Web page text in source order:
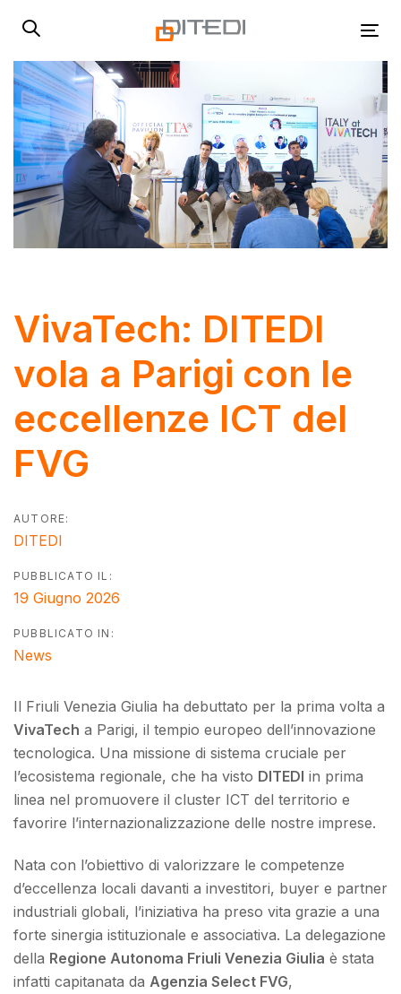
links
primary
navigation
Skip
content
VivaTech: DITEDI
vola a Parigi con le
eccellenze ICT del
FVG
AUTORE:
DITEDI
PUBBLICATO IL:
19 Giugno 2026
PUBBLICATO IN:
News
Il Friuli Venezia Giulia ha debuttato per la prima volta a
VivaTech a Parigi, il tempio europeo dell’innovazione
tecnologica. Una missione di sistema cruciale per
l’ecosistema regionale, che ha visto DITEDI in prima
linea nel promuovere il cluster ICT del territorio e
favorire l’internazionalizzazione delle nostre imprese.
Nata con l’obiettivo di valorizzare le competenze
d’eccellenza locali davanti a investitori, buyer e partner
industriali globali, l’iniziativa ha preso vita grazie a una
forte sinergia istituzionale e associativa. La delegazione
della Regione Autonoma Friuli Venezia Giulia è stata
infatti capitanata da Agenzia Select FVG,
navigation